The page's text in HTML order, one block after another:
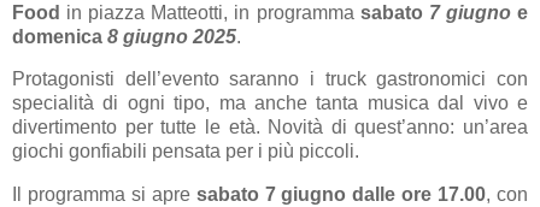
Food in piazza Matteotti, in programma sabato 7 giugnoe
domenica 8 giugno 2025.
Protagonisti dell’evento saranno i truck gastronomici con
specialità di ogni tipo, ma anche tanta musica dal vivo e
divertimento per tutte le età. Novità di quest’anno: un’area
giochi gonfiabili pensata per i più piccoli.
Il programma si apre sabato 7 giugno dalle ore 17.00, con